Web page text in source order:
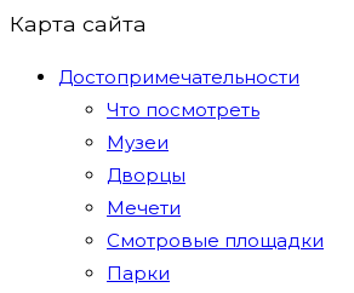
Карта сайта
Достопримечательности
Что посмотреть
Музеи
Дворцы
Мечети
Смотровые площадки
Парки